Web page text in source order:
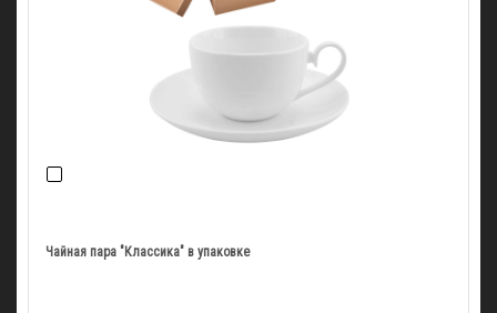
Чайная пара "Классика" в упаковке